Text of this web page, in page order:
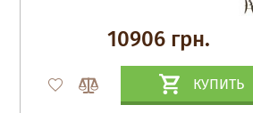
10906 грн.
КУПИТЬ